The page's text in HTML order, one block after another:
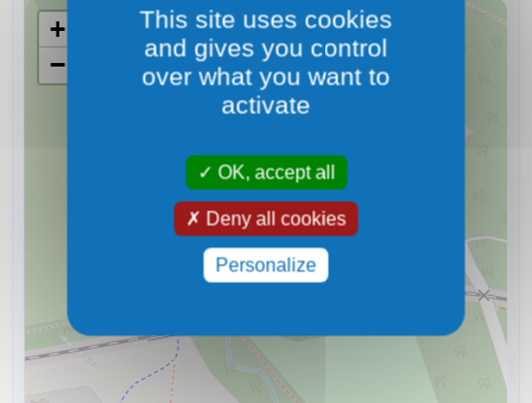
+
−
This site uses cookies
and gives you control
over what you want to
activate
OK, accept all
Deny all cookies
Personalize